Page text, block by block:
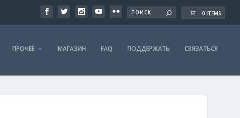
0 ITEMS
ПРОЧЕЕ МАГАЗИН FAQ ПОДДЕРЖАТЬ СВЯЗАТЬСЯ